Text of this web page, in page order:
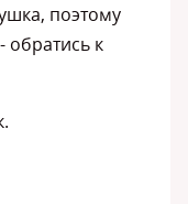
поэтому
обратись к